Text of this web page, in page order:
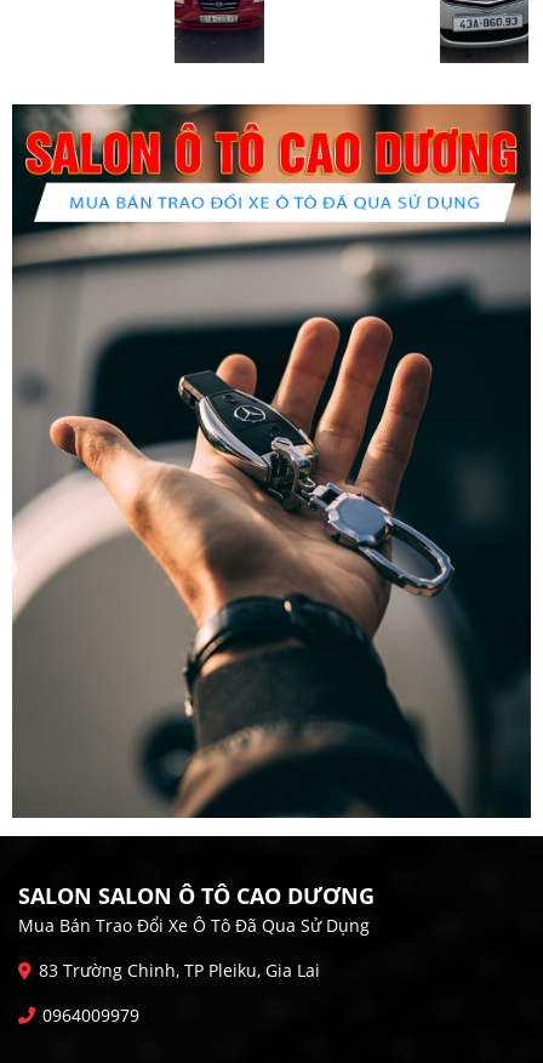
SALON SALON Ô TÔ CAO DƯƠNG
Mua Bán Trao Đổi Xe Ô Tô Đã Qua Sử Dụng
83 Trường Chinh, TP Pleiku, Gia Lai
0964009979